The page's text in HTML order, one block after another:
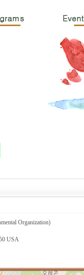
Organization)
USA